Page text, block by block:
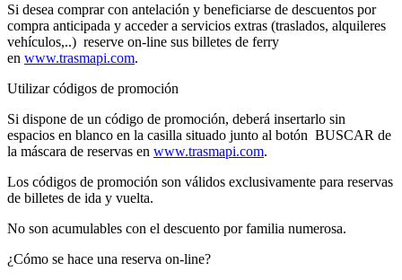
Si desea comprar con antelación y beneficiarse de descuentos por
compra anticipada y acceder a servicios extras (traslados, alquileres
vehículos,..) reserve on-line sus billetes de ferry
en www.trasmapi.com.
Utilizar códigos de promoción
Si dispone de un código de promoción, deberá insertarlo sin
espacios en blanco en la casilla situado junto al botón BUSCAR de
la máscara de reservas en www.trasmapi.com.
Los códigos de promoción son válidos exclusivamente para reservas
de billetes de ida y vuelta.
No son acumulables con el descuento por familia numerosa.
¿Cómo se hace una reserva on-line?